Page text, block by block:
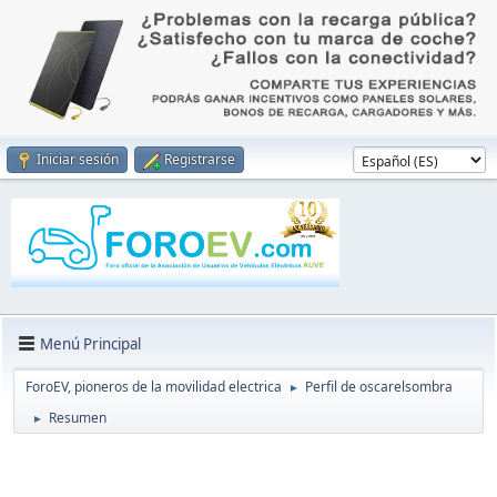
Iniciar sesión Registrarse
Menú Principal
ForoEV, pioneros de la movilidad electrica ► Perfil de oscarelsombra
► Resumen